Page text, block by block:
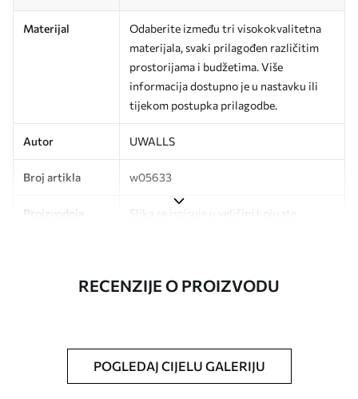
Materijal
Odaberite između tri visokokvalitetna
materijala, svaki prilagođen različitim
prostorijama i budžetima. Više
informacija dostupno je u nastavku ili
tijekom postupka prilagodbe.
Autor UWALLS
Broj artikla w05633
Proizvodnja
Slika se ispisuje u veličini koju ste
Možete dodati premaz od laka i/ili ljepilo
spužvom. Lakirane tapete mogu se čistiti
vodom.
RECENZIJE O PROIZVODU
POGLEDAJ CIJELU GALERIJU